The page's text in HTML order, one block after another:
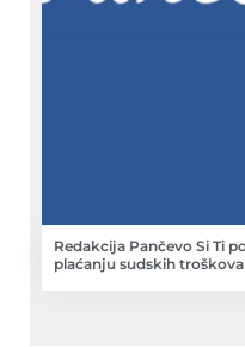
Redakcija Pančevo Si Ti
plaćanju sudskih troškova